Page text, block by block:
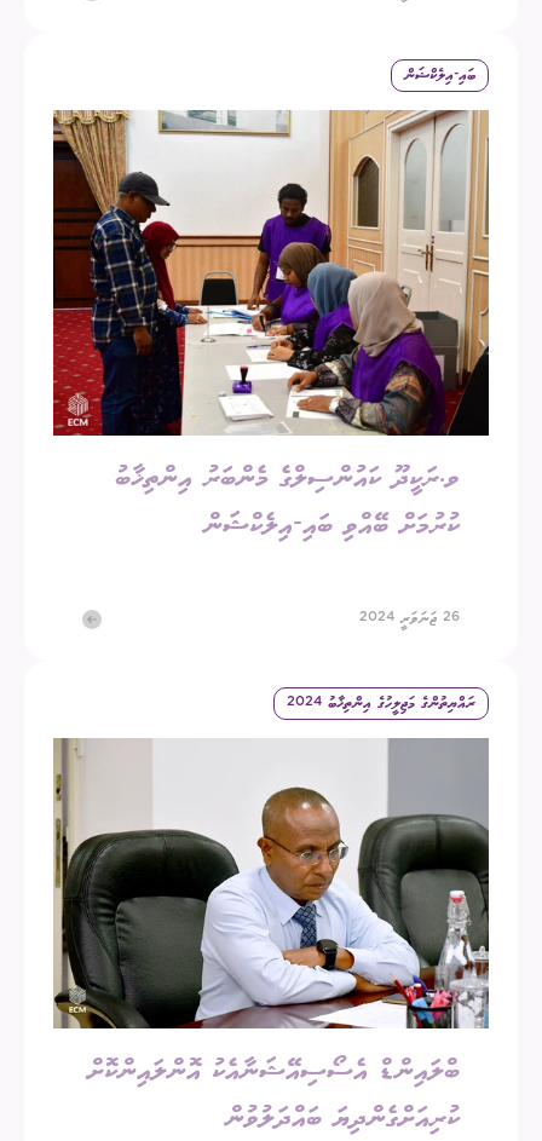
ބައި-އިލެކްޝަން
ވ.ރަކީދޫ ކައުންސިލްގެ މެންބަރު އިންތިޚާބު
ކުރުމަށް ބޭއްވި ބައި-އިލެކްޝަން
26 ޖަނަވަރީ 2024
ރައްޔިތުންގެ މަޖިލީހުގެ އިންތިޚާބު 2024
ބްލައިންޑް އެސޯސިއޭޝަނާއެކު އޮންލައިންކޮށް
ކުރިއަށްގެންދިޔަ ބައްދަލުވުން